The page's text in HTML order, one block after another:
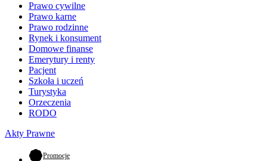
Prawo cywilne
Prawo karne
Prawo rodzinne
Rynek i konsument
Domowe finanse
Emerytury i renty
Pacjent
Szkoła i uczeń
Turystyka
Orzeczenia
RODO
Akty Prawne
Promocje- otwiera się w nowej karcie